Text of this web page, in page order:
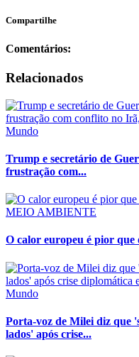
Compartilhe
Comentários:
Relacionados
Mundo
Trump e secretário de
frustração com...
MEIO AMBIENTE
O calor europeu é pior que
Mundo
Porta-voz de Milei diz que
lados' após crise...